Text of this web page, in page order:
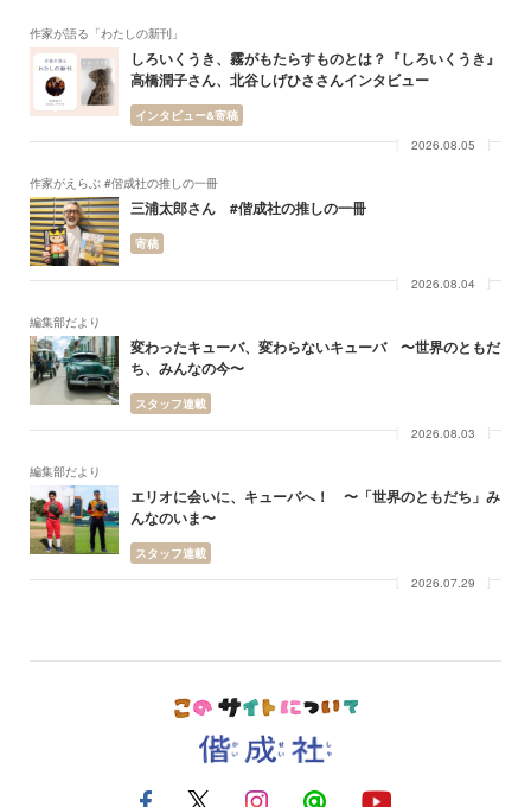
作家が語る「わたしの新刊」
しろいくうき、霧がもたらすものとは？『しろいくうき』
高橋潤子さん、北谷しげひささんインタビュー
インタビュー&寄稿
2026.08.05
作家がえらぶ #偕成社の推しの一冊
三浦太郎さん #偕成社の推しの一冊
寄稿
2026.08.04
編集部だより
変わったキューバ、変わらないキューバ 〜世界のともだ
ち、みんなの今〜
スタッフ連載
2026.08.03
編集部だより
エリオに会いに、キューバへ！ 〜「世界のともだち」み
んなのいま〜
スタッフ連載
2026.07.29